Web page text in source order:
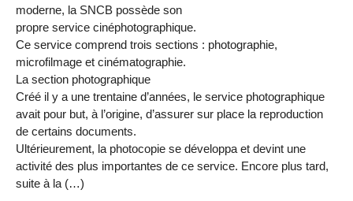
moderne, la SNCB possède son
propre service cinéphotographique.
Ce service comprend trois sections : photographie,
microfilmage et cinématographie.
La section photographique
Créé il y a une trentaine d’années, le service photographique
avait pour but, à l’origine, d’assurer sur place la reproduction
de certains documents.
Ultérieurement, la photocopie se développa et devint une
activité des plus importantes de ce service. Encore plus tard,
suite à la (…)